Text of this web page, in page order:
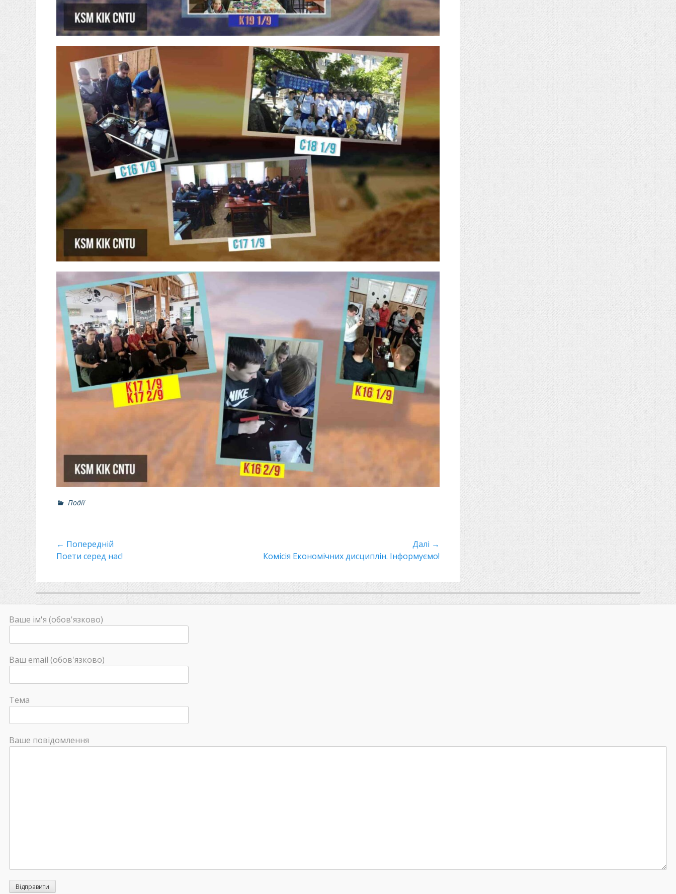
Р
л
Події
Навігація
записів
← Попередній
Минулий
Поети серед нас!
Далі →
Наступний
Комісія Економічних дисциплін. Інформуємо!
Ваше ім'я (обов'язково)
Ваш email (обов'язково)
Тема
Ваше повідомлення